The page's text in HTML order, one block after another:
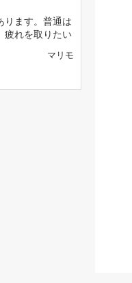
ります。普通は
疲れを取りたい
マリモ